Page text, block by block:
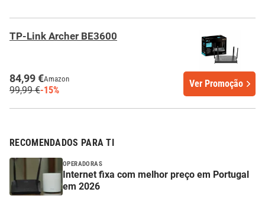
TP-Link Archer BE3600
84,99 €Amazon
99,99 €-15%
Ver Promoção
RECOMENDADOS PARA TI
OPERADORAS
Internet fixa com melhor preço em Portugal
em 2026